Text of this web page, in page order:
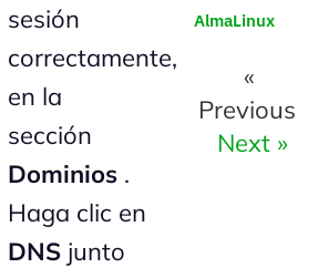
sesión
correctamente,
en la
sección
Dominios .
Haga clic en
DNS junto
AlmaLinux
«
Previous
Next »